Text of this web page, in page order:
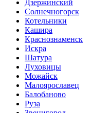
Дзержинский
Солнечногорск
Котельники
Кашира
Краснознаменск
Искра
Шатура
Луховицы
Можайск
Малоярославец
Балобаново
Руза